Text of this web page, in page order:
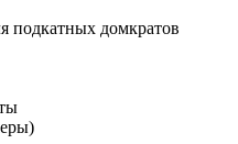
подкатных домкратов